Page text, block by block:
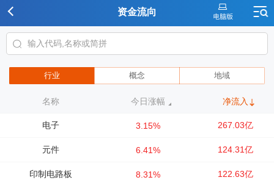
资金流向
行业 概念 地域
名称 今日涨幅 净流入
电子 3.15% 267.03亿
元件 6.41% 124.31亿
印制电路板 8.31% 122.63亿